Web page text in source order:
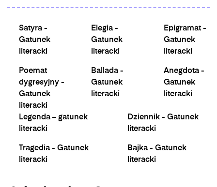
Satyra -
Gatunek
literacki
Poemat
dygresyjny -
Gatunek
literacki
Elegia -
Gatunek
literacki
Ballada -
Gatunek
literacki
Epigramat -
Gatunek
literacki
Anegdota -
Gatunek
literacki
Legenda – gatunek
literacki
Tragedia - Gatunek
literacki
Dziennik - Gatunek
literacki
Bajka - Gatunek
literacki